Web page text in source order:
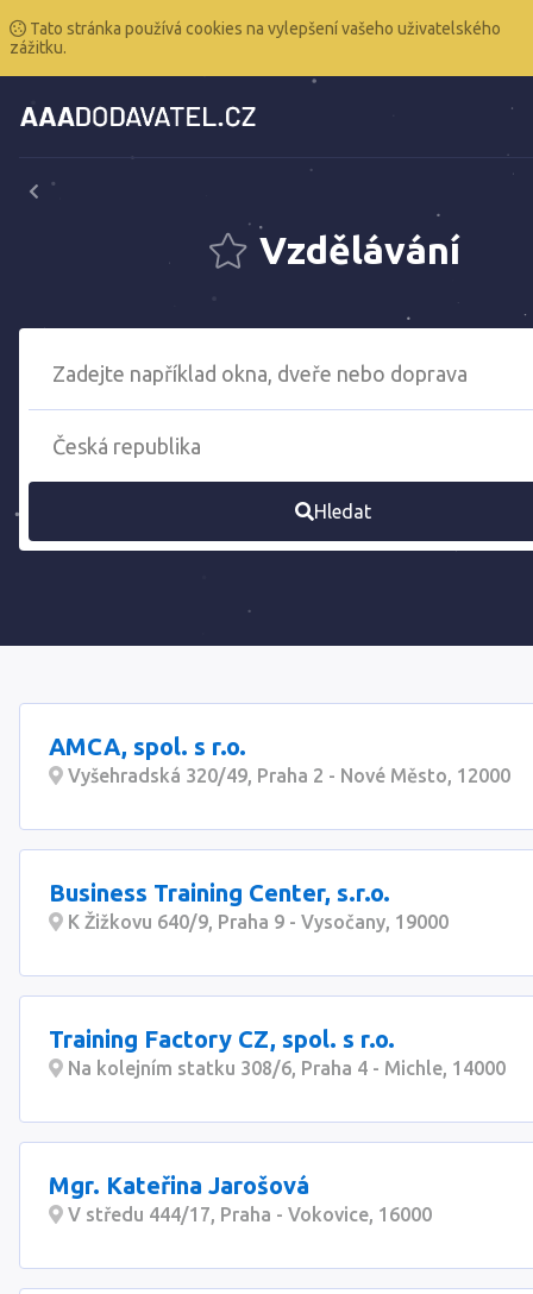
Tato stránka používá cookies na vylepšení vašeho uživatelského
zážitku.
Vzdělávání
Hledat
AMCA, spol. s r.o.
Vyšehradská 320/49, Praha 2 - Nové Město, 12000
Business Training Center, s.r.o.
K Žižkovu 640/9, Praha 9 - Vysočany, 19000
Training Factory CZ, spol. s r.o.
Na kolejním statku 308/6, Praha 4 - Michle, 14000
Mgr. Kateřina Jarošová
V středu 444/17, Praha - Vokovice, 16000